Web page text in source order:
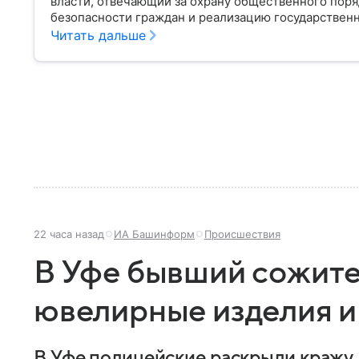
безопасности граждан и реализацию
материале рассказываем, чем занимается МВД
Читать дальше
22 часа назад ИА Башинформ Происшествия
В Уфе бывший
ювелирные изделия и